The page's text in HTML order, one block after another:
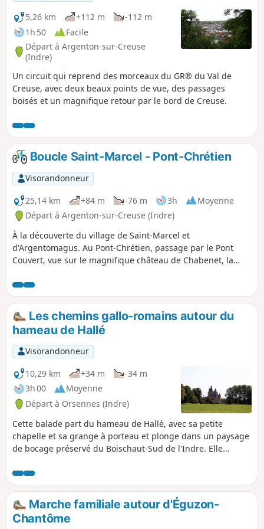
5,26 km
+112 m
-112 m
1h 50
Facile
Départ à Argenton-sur-Creuse
(Indre)
Un circuit qui reprend des morceaux du GR® du Val de
Creuse, avec deux beaux points de vue, des passages
boisés et un magnifique retour par le bord de Creuse.
Boucle Saint-Marcel - Pont-Chrétien
Visorandonneur
25,14 km
+84 m -76 m 3h
Moyenne
Départ à Argenton-sur-Creuse (Indre)
À la découverte du village de Saint-Marcel et
d'Argentomagus. Au Pont-Chrétien, passage par le Pont
Couvert, vue sur le magnifique château de Chabenet, la
verte...
Les chemins gallo-romains autour du
hameau de Hallé
Visorandonneur
10,29 km
+34 m
-34 m
3h 00
Moyenne
Départ à Orsennes (Indre)
Cette balade part du hameau de Hallé, avec sa petite
chapelle et sa grange à porteau et plonge dans un paysage
de bocage préservé du Boischaut-Sud de l'Indre. Elle
style Renaissance.
Marche familiale autour d'Éguzon-
Chantôme